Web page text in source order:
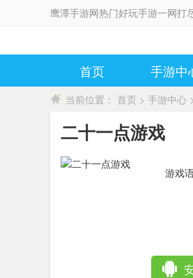
鹰潭手游网热门好玩手游一网打
首页 手游中
当前位置： 首页 > 手游中心
二十一点游戏
游戏